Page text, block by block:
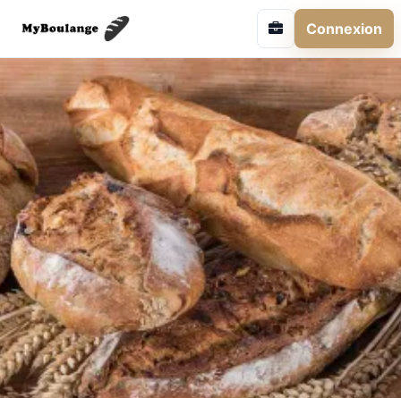
Connexion